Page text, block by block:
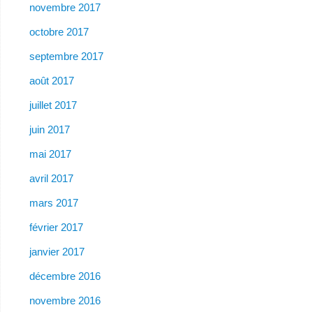
novembre 2017
octobre 2017
septembre 2017
août 2017
juillet 2017
juin 2017
mai 2017
avril 2017
mars 2017
février 2017
janvier 2017
décembre 2016
novembre 2016